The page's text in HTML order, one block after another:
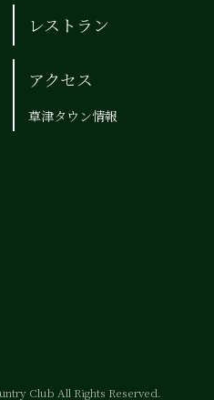
レストラン
アクセス
草津タウン情報
Club All Rights Reserved.